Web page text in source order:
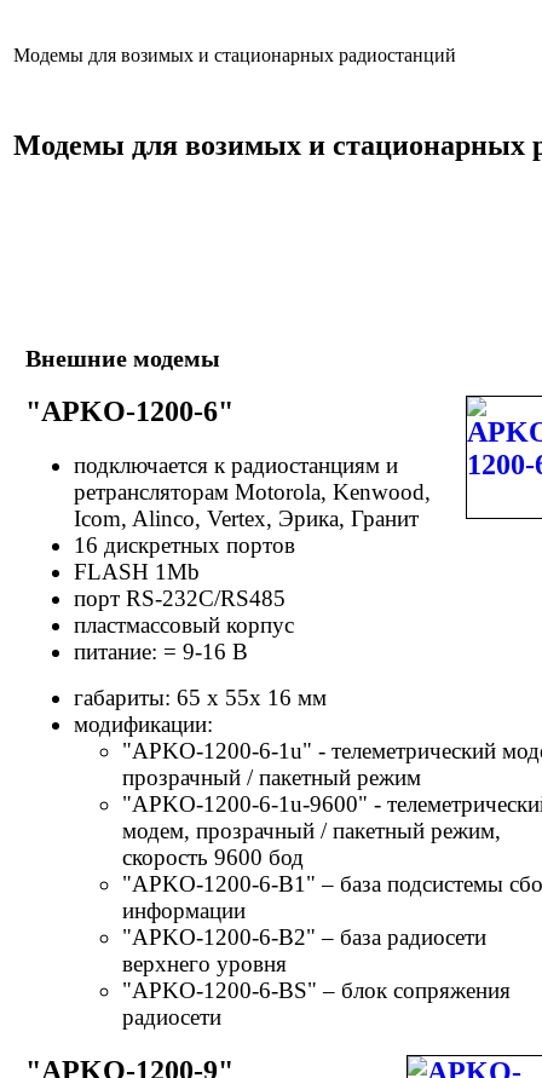
Модемы для возимых и стационарных радиостанций
Модемы для возимых и стационарных
Внешние модемы
"APKO-1200-6"
подключается к радиостанциям и
ретрансляторам Motorola, Kenwood,
Icom, Alinco, Vertex, Эрика, Гранит
16 дискретных портов
FLASH 1Mb
порт RS-232C/RS485
пластмассовый корпус
питание: = 9-16 В
габариты: 65 х 55х 16 мм
модификации:
"APKO-1200-6-1u" - телеметрический
прозрачный / пакетный режим
"APKO-1200-6-1u-9600" -
модем, прозрачный / пакетный режим,
скорость 9600 бод
"APKO-1200-6-В1" – база подсистемы
информации
"APKO-1200-6-В2" – база радиосети
верхнего уровня
"APKO-1200-6-BS" – блок сопряжения
радиосети
"APKO-1200-9"